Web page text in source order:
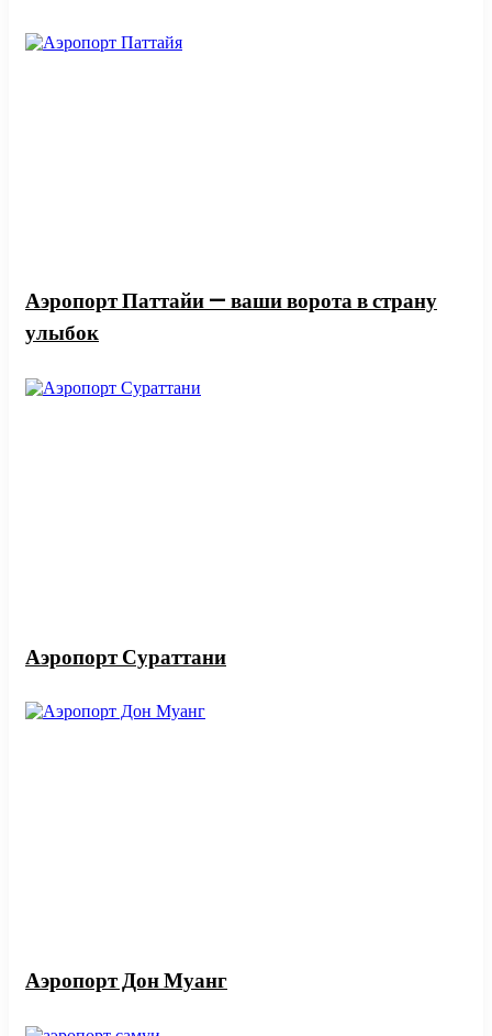
Аэропорт Паттайи — ваши ворота в страну
улыбок
Аэропорт Сураттани
Аэропорт Дон Муанг